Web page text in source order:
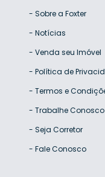
- Sobre a Foxter
- Notícias
- Venda seu Imóvel
- Política de
- Termos e
- Trabalhe Conosco
- Seja Corretor
- Fale Conosco